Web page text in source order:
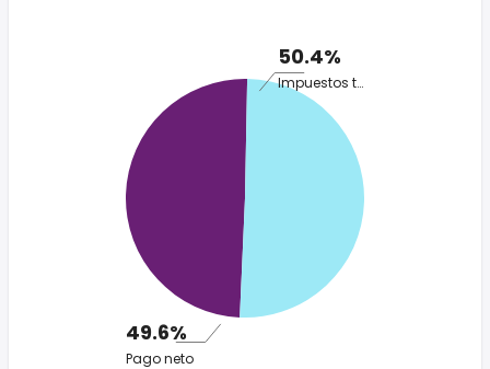
50.4%
Impuestos totales
49.6%
Pago neto